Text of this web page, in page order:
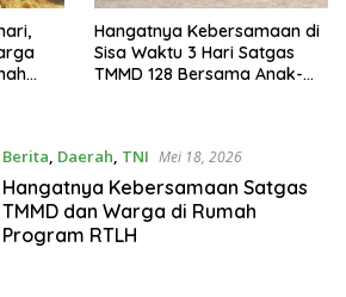
Hangatnya Kebersamaan di
Sisa Waktu 3 Hari Satgas
TMMD 128 Bersama Anak-
Berita, Daerah, TNI Mei 18, 2026
Hangatnya Kebersamaan Satgas
TMMD dan Warga di Rumah
Program RTLH